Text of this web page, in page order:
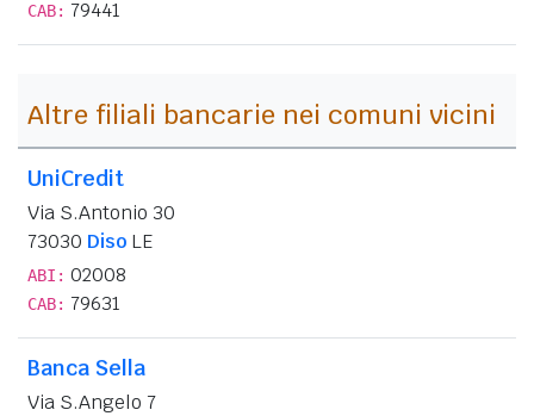
CAB: 79441
Altre filiali bancarie nei comuni vicini
UniCredit
Via S.Antonio 30
73030 Diso LE
ABI: 02008
CAB: 79631
Banca Sella
Via S.Angelo 7